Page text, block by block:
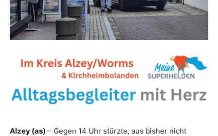
Alzey (as) – Gegen 14 Uhr stürzte, aus bisher nicht